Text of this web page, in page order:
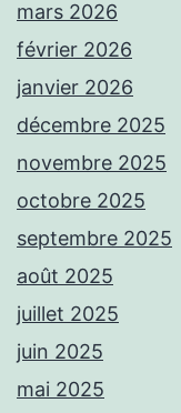
mars 2026
février 2026
janvier 2026
décembre 2025
novembre 2025
octobre 2025
septembre 2025
août 2025
juillet 2025
juin 2025
mai 2025